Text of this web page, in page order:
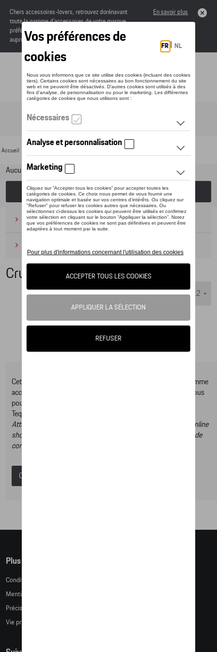
Chers accessoires-lovers, retrouvez dorénavant
toute la gamme d’accessoires de votre marque
préférée sous forme de catalogue à commander
auprès de votre concessionaire.
En savoir plus
Toggle navigation
Accueil Confort et protection
Aucun modèle sélectionné (Tout afficher)
Choisissez un modèle
Camping(2)
Cruise control
Nombre d'éléments affichés :
Cet online shop vous présente une sélection d’articles de la gamme
accessoires Tequipment, pour découvrir la gamme complète vous
pouvez consulter notre Moteur de recherche d’accessoires
Tequipment.
Attention, en cliquant sur le lien du catalogue vous sortez du online
shop et dans ce catalogue vous n’aurez donc pas la possibilité de
commander des articles en ligne.
Catalogue Porsche
Plus d'informations
Conditions de vente
Mentions légales
Précision des tailles
Vie privée